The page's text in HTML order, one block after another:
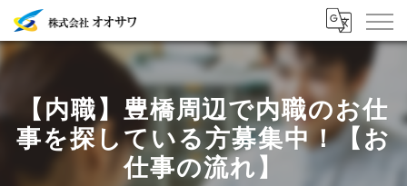
【内職】豊橋周辺で内職のお仕
事を探している方募集中！【お
仕事の流れ】